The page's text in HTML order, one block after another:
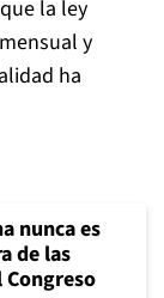
la ley
y
ha
nunca es
de las
Congreso